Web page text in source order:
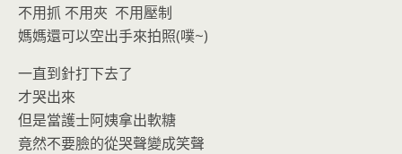
不用抓 不用夾 不用壓制
媽媽還可以空出手來拍照(噗~)
一直到針打下去了
才哭出來
但是當護士阿姨拿出軟糖
竟然不要臉的從哭聲變成笑聲